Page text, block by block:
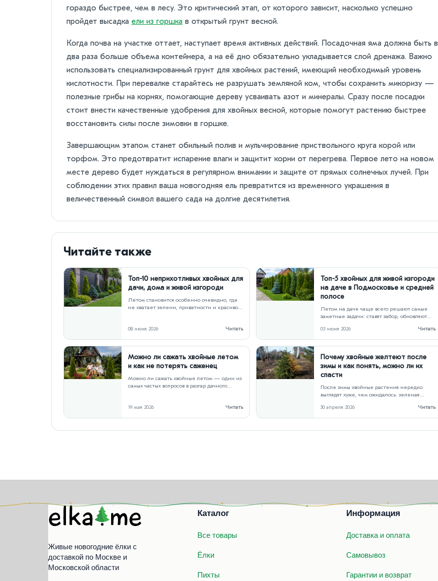
гораздо быстрее, чем в лесу. Это критический этап, от которого зависит, насколько успешно
пройдет высадка ели из горшка в открытый грунт весной.
Когда почва на участке оттает, наступает время активных действий. Посадочная яма должна быть в
два раза больше объема контейнера, а на её дно обязательно укладывается слой дренажа. Важно
использовать специализированный грунт для хвойных растений, имеющий необходимый уровень
кислотности. При перевалке старайтесь не разрушать земляной ком, чтобы сохранить микоризу —
полезные грибы на корнях, помогающие дереву усваивать азот и минералы. Сразу после посадки
стоит внести качественные удобрения для хвойных весной, которые помогут растению быстрее
восстановить силы после зимовки в горшке.
Завершающим этапом станет обильный полив и мульчирование приствольного круга корой или
торфом. Это предотвратит испарение влаги и защитит корни от перегрева. Первое лето на новом
месте дерево будет нуждаться в регулярном внимании и защите от прямых солнечных лучей. При
соблюдении этих правил ваша новогодняя ель превратится из временного украшения в
величественный символ вашего сада на долгие десятилетия.
Читайте также
Топ-10 неприхотливых хвойных для
дачи, дома и живой изгороди
Летом становится особенно очевидно, где
не хватает зелени, приватности и красивого
08 июня 2026 Читать
Топ-5 хвойных для живой изгороди
на даче в Подмосковье и средней
полосе
Летом на даче чаще всего решают самые
заметные задачи: ставят забор, обновляют
закрывают…
05 июня 2026 Читать
Можно ли сажать хвойные летом
и как не потерять саженец
Можно ли сажать хвойные летом — один из
самых частых вопросов в разгар дачного
19 мая 2026 Читать
Почему хвойные желтеют после
зимы и как понять, можно ли их
спасти
После зимы хвойные растения нередко
выглядят хуже, чем ожидалось: зеленая
ветви…
30 апреля 2026 Читать
Живые новогодние ёлки с
доставкой по Москве и
Московской области
Каталог
Все товары
Ёлки
Пихты
Информация
Доставка и оплата
Самовывоз
Гарантии и возврат